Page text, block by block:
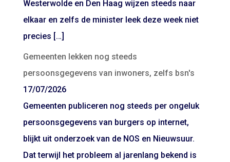
Westerwolde en Den Haag wijzen steeds naar
elkaar en zelfs de minister leek deze week niet
precies […]
Gemeenten lekken nog steeds
persoonsgegevens van inwoners, zelfs bsn's
17/07/2026
Gemeenten publiceren nog steeds per ongeluk
persoonsgegevens van burgers op internet,
blijkt uit onderzoek van de NOS en Nieuwsuur.
Dat terwijl het probleem al jarenlang bekend is